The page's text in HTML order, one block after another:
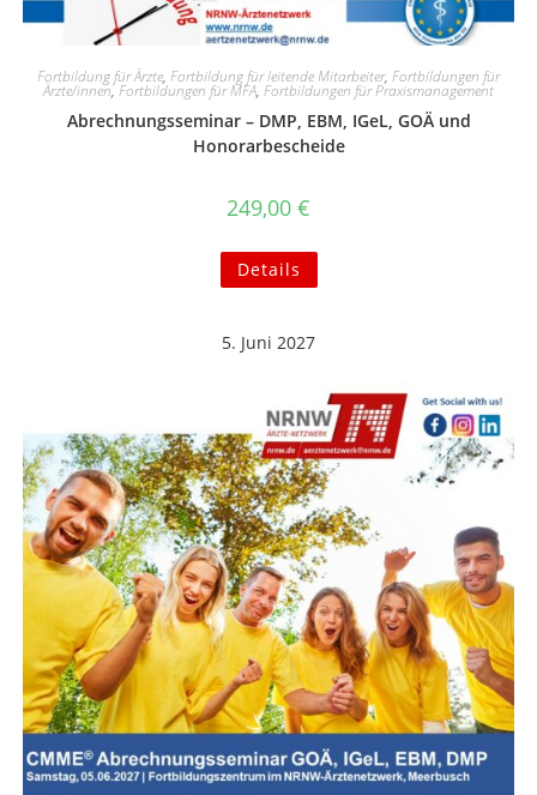
Fortbildung für Ärzte, Fortbildung für leitende Mitarbeiter, Fortbildungen für
Ärzte/innen,Fortbildungen für MFA, Fortbildungen für Praxismanagement
Abrechnungsseminar – DMP, EBM, IGeL, GOÄ und
Honorarbescheide
249,00 €
Details
5. Juni 2027